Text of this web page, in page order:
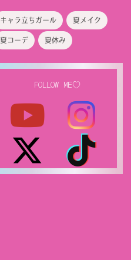
キャラ立ちガール 夏メイク
夏コーデ 夏休み
FOLLOW ME♡